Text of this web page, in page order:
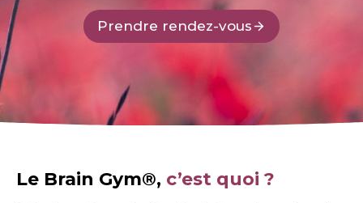
Prendre rendez-vous
Le Brain Gym®, c’est quoi ?